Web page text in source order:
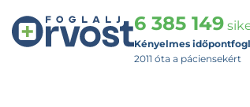
6 385 149
Kényelmes
2011 óta a páciensekért